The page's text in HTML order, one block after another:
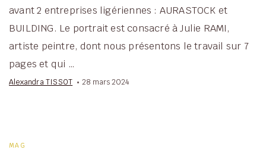
avant 2 entreprises ligériennes : AURASTOCK et
BUILDING. Le portrait est consacré à Julie RAMI,
artiste peintre, dont nous présentons le travail sur 7
pages et qui …
Alexandra TISSOT 28 mars 2024
MAG